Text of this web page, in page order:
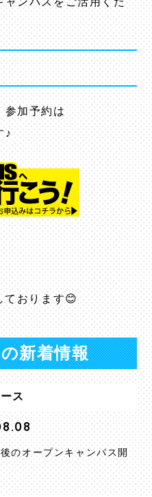
参加予約は
♪
ております😊
新着情報
ス
のオープンキャンパス開